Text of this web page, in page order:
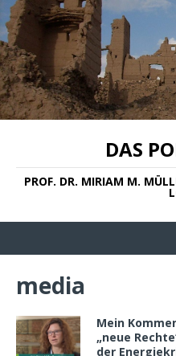
DAS
PROF. DR. MIRIAM M.
media
Mein
„neue
der